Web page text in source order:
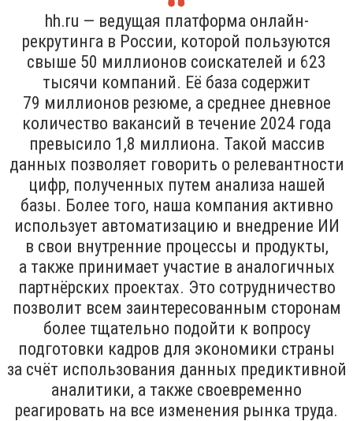
hh.ru — ведущая платформа онлайн-
рекрутинга в России, которой пользуются
свыше 50 миллионов соискателей и 623
тысячи компаний. Её база содержит
79 миллионов резюме, а среднее дневное
количество вакансий в течение 2024 года
превысило 1,8 миллиона. Такой массив
данных позволяет говорить о релевантности
цифр, полученных путем анализа нашей
базы. Более того, наша компания активно
использует автоматизацию и внедрение ИИ
в свои внутренние процессы и продукты,
а также принимает участие в аналогичных
партнёрских проектах. Это сотрудничество
позволит всем заинтересованным сторонам
более тщательно подойти к вопросу
подготовки кадров для экономики страны
за счёт использования данных предиктивной
аналитики, а также своевременно
реагировать на все изменения рынка труда.